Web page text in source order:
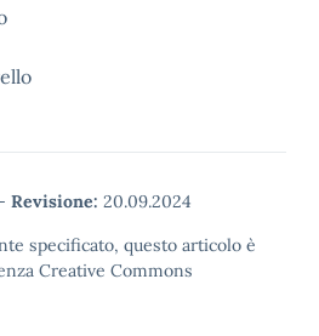
- Revisione: 20.09.2024
specificato, questo articolo è
Creative Commons